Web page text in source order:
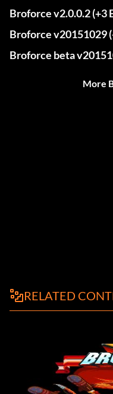
Broforce v2.0.0.2 (+3
Broforce v20151029
Broforce beta
More
RELATED